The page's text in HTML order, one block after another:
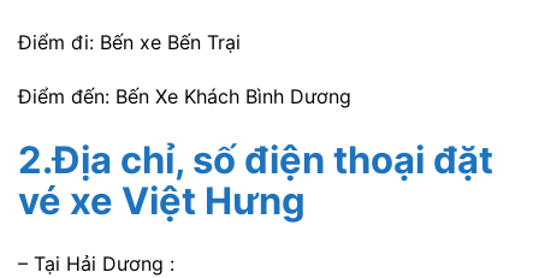
Điểm đi: Bến xe Bến Trại
Điểm đến: Bến Xe Khách Bình Dương
2.Địa chỉ, số điện thoại đặt
vé xe Việt Hưng
– Tại Hải Dương :